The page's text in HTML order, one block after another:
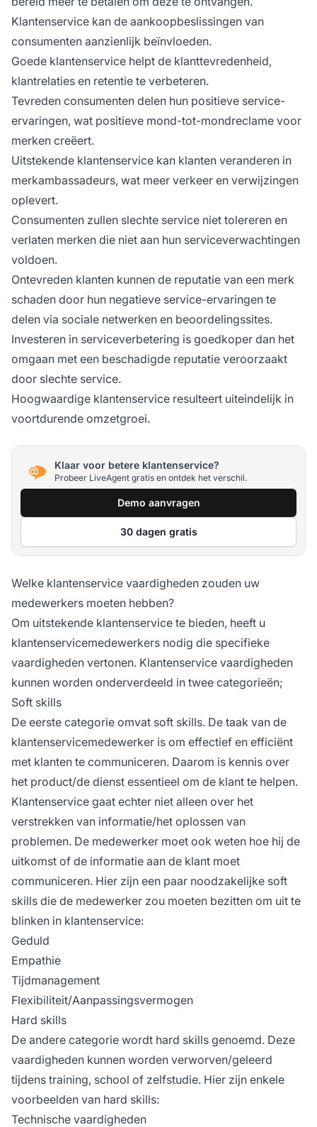
Klantenservice kan de aankoopbeslissingen van
consumenten aanzienlijk beïnvloeden.
Goede klantenservice helpt de klanttevredenheid,
klantrelaties en retentie te verbeteren.
Tevreden consumenten delen hun positieve service-
ervaringen, wat positieve mond-tot-mondreclame voor
merken creëert.
Uitstekende klantenservice kan klanten veranderen in
merkambassadeurs, wat meer verkeer en verwijzingen
oplevert.
Consumenten zullen slechte service niet tolereren en
verlaten merken die niet aan hun serviceverwachtingen
voldoen.
Ontevreden klanten kunnen de reputatie van een merk
schaden door hun negatieve service-ervaringen te
delen via sociale netwerken en beoordelingssites.
Investeren in serviceverbetering is goedkoper dan het
omgaan met een beschadigde reputatie veroorzaakt
door slechte service.
Hoogwaardige klantenservice resulteert uiteindelijk in
voortdurende omzetgroei.
Klaar voor betere klantenservice?
Probeer LiveAgent gratis en ontdek het verschil.
Demo aanvragen
30 dagen gratis
Welke klantenservice vaardigheden zouden uw
medewerkers moeten hebben?
Om uitstekende klantenservice te bieden, heeft u
klantenservicemedewerkers nodig die specifieke
vaardigheden vertonen. Klantenservice vaardigheden
kunnen worden onderverdeeld in twee categorieën;
Soft skills
De eerste categorie omvat soft skills. De taak van de
klantenservicemedewerker is om effectief en efficiënt
met klanten te communiceren. Daarom is kennis over
het product/de dienst essentieel om de klant te helpen.
Klantenservice gaat echter niet alleen over het
verstrekken van informatie/het oplossen van
problemen. De medewerker moet ook weten hoe hij de
uitkomst of de informatie aan de klant moet
communiceren. Hier zijn een paar noodzakelijke soft
skills die de medewerker zou moeten bezitten om uit te
blinken in klantenservice:
Geduld
Empathie
Tijdmanagement
Flexibiliteit/Aanpassingsvermogen
Hard skills
De andere categorie wordt hard skills genoemd. Deze
vaardigheden kunnen worden verworven/geleerd
tijdens training, school of zelfstudie. Hier zijn enkele
voorbeelden van hard skills:
Technische vaardigheden